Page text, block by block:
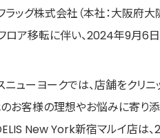
ラッグ株式会社（本社：大阪府
ロア移転に伴い、2024年9月6
ニューヨークでは、店舗をクリ
お客様の理想やお悩みに寄り添
New York新宿マルイ店は